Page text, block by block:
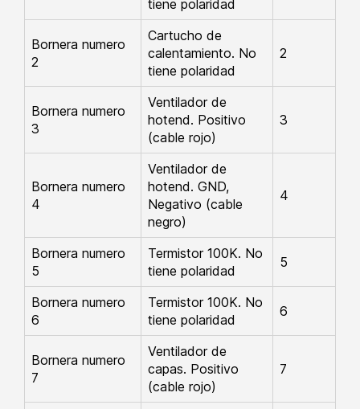
tiene polaridad
Bornera numero
2
Cartucho de
calentamiento. No
tiene polaridad
2
Bornera numero
3
Ventilador de
hotend. Positivo
(cable rojo)
3
Bornera numero
4
Ventilador de
hotend. GND,
Negativo (cable
negro)
4
Bornera numero
5
Termistor 100K. No
tiene polaridad
5
Bornera numero
6
Termistor 100K. No
tiene polaridad
6
Bornera numero
7
Ventilador de
capas. Positivo
(cable rojo)
7